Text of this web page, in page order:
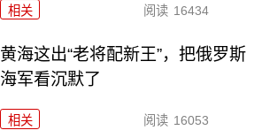
相关 阅读 16434
黄海这出“老将配新王”，把俄罗斯
海军看沉默了
相关 阅读 16053